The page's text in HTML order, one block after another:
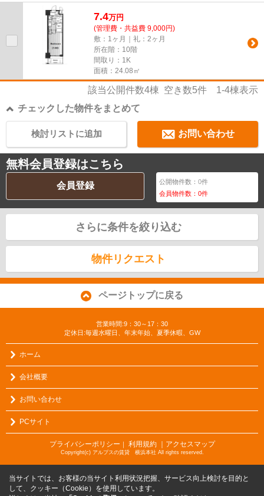
7.4万円
(管理費・共益費 9,000円)
敷：1ヶ月｜礼：2ヶ月
所在階：10階
間取り：1K
面積：24.08㎡
該当公開件数4棟 空き数5件 1-4棟表示
チェックした物件をまとめて
お問い合わせ
検討リストに追加
無料会員登録はこちら
会員登録 公開物件数：0件
会員物件数：0件
さらに条件を絞り込む
物件リクエスト
ページトップに戻る
営業時間:9：30～17：30
定休日:毎週水曜日、年末年始、夏季休暇、GW
ホーム
会社概要
お問い合わせ
PCサイト
プライバシーポリシー ｜ 利用規約 ｜アクセスマップ
Copyright(c) アルプスの賃貸 横浜本社 All rights reserved.
当サイトでは、お客様の当サイト利用状況把握、サービス向上検討を目的と
して、クッキー（Cookie）を使用しています。